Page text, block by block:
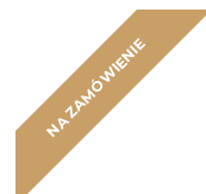
NA ZAMÓWIENIE